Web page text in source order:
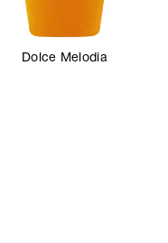
Dolce Melodia